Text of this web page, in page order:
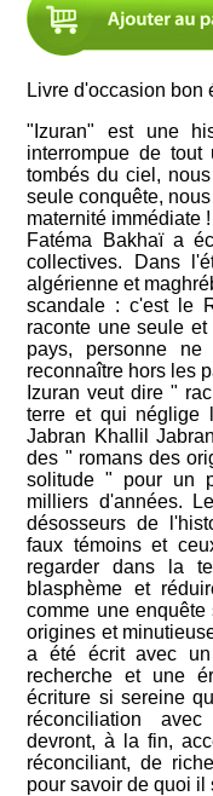
Livre d'occasion bon
"Izuran" est une
interrompue de
tombés du ciel,
seule conquête,
maternité immédiate !
Fatéma Bakhaï a
collectives. Dans
algérienne et
scandale : c'est le
raconte une seule
pays, personne
reconnaître hors les
Izuran veut dire "
terre et qui néglige
Jabran Khallil
des " romans des
solitude " pour un
milliers d'années.
désosseurs de
faux témoins et
regarder dans la
blasphème et
comme une
origines et
a été écrit avec
recherche et une
écriture si sereine
réconciliation
devront, à la fin,
réconciliant, de
pour savoir de quoi il